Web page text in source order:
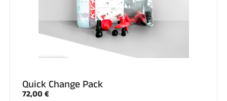
Quick Change Pack
72,00 €